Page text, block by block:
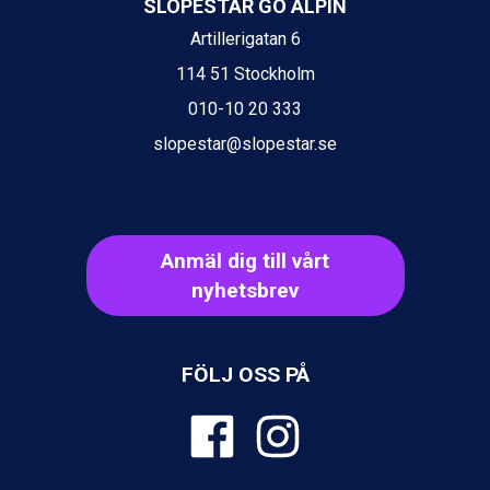
Ischgl från 11.295 kr.
Wagrain från 7.095 kr.
Val Thorens från 8.395 kr.
St. Anton från 11.245 kr.
Ponte di Legno från 7.395 kr.
Sauze dOulx från 6.145 kr.
Alleghe från 8.545 kr.
Bad Gastein från 6.295 kr.
Cervinia från 8.245 kr.
Passo Tonale från 5.895 kr.
Bad Hofgastein från 8.595 kr.
SLOPESTAR GO ALPIN
Artillerigatan 6
114 51 Stockholm
010-10 20 333
slopestar@slopestar.se
Anmäl dig till vårt
nyhetsbrev
FÖLJ OSS PÅ